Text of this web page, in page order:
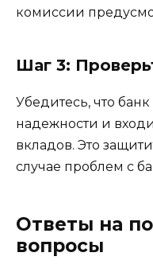
комиссии
Шаг 3:
Убедитесь, что
надежности и
вкладов. Это
случае проблем с
Ответы на
вопросы